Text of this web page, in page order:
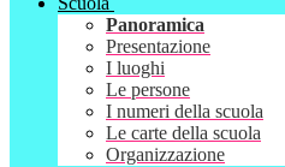
Panoramica
Presentazione
I luoghi
Le persone
I numeri della scuola
Le carte della scuola
Organizzazione